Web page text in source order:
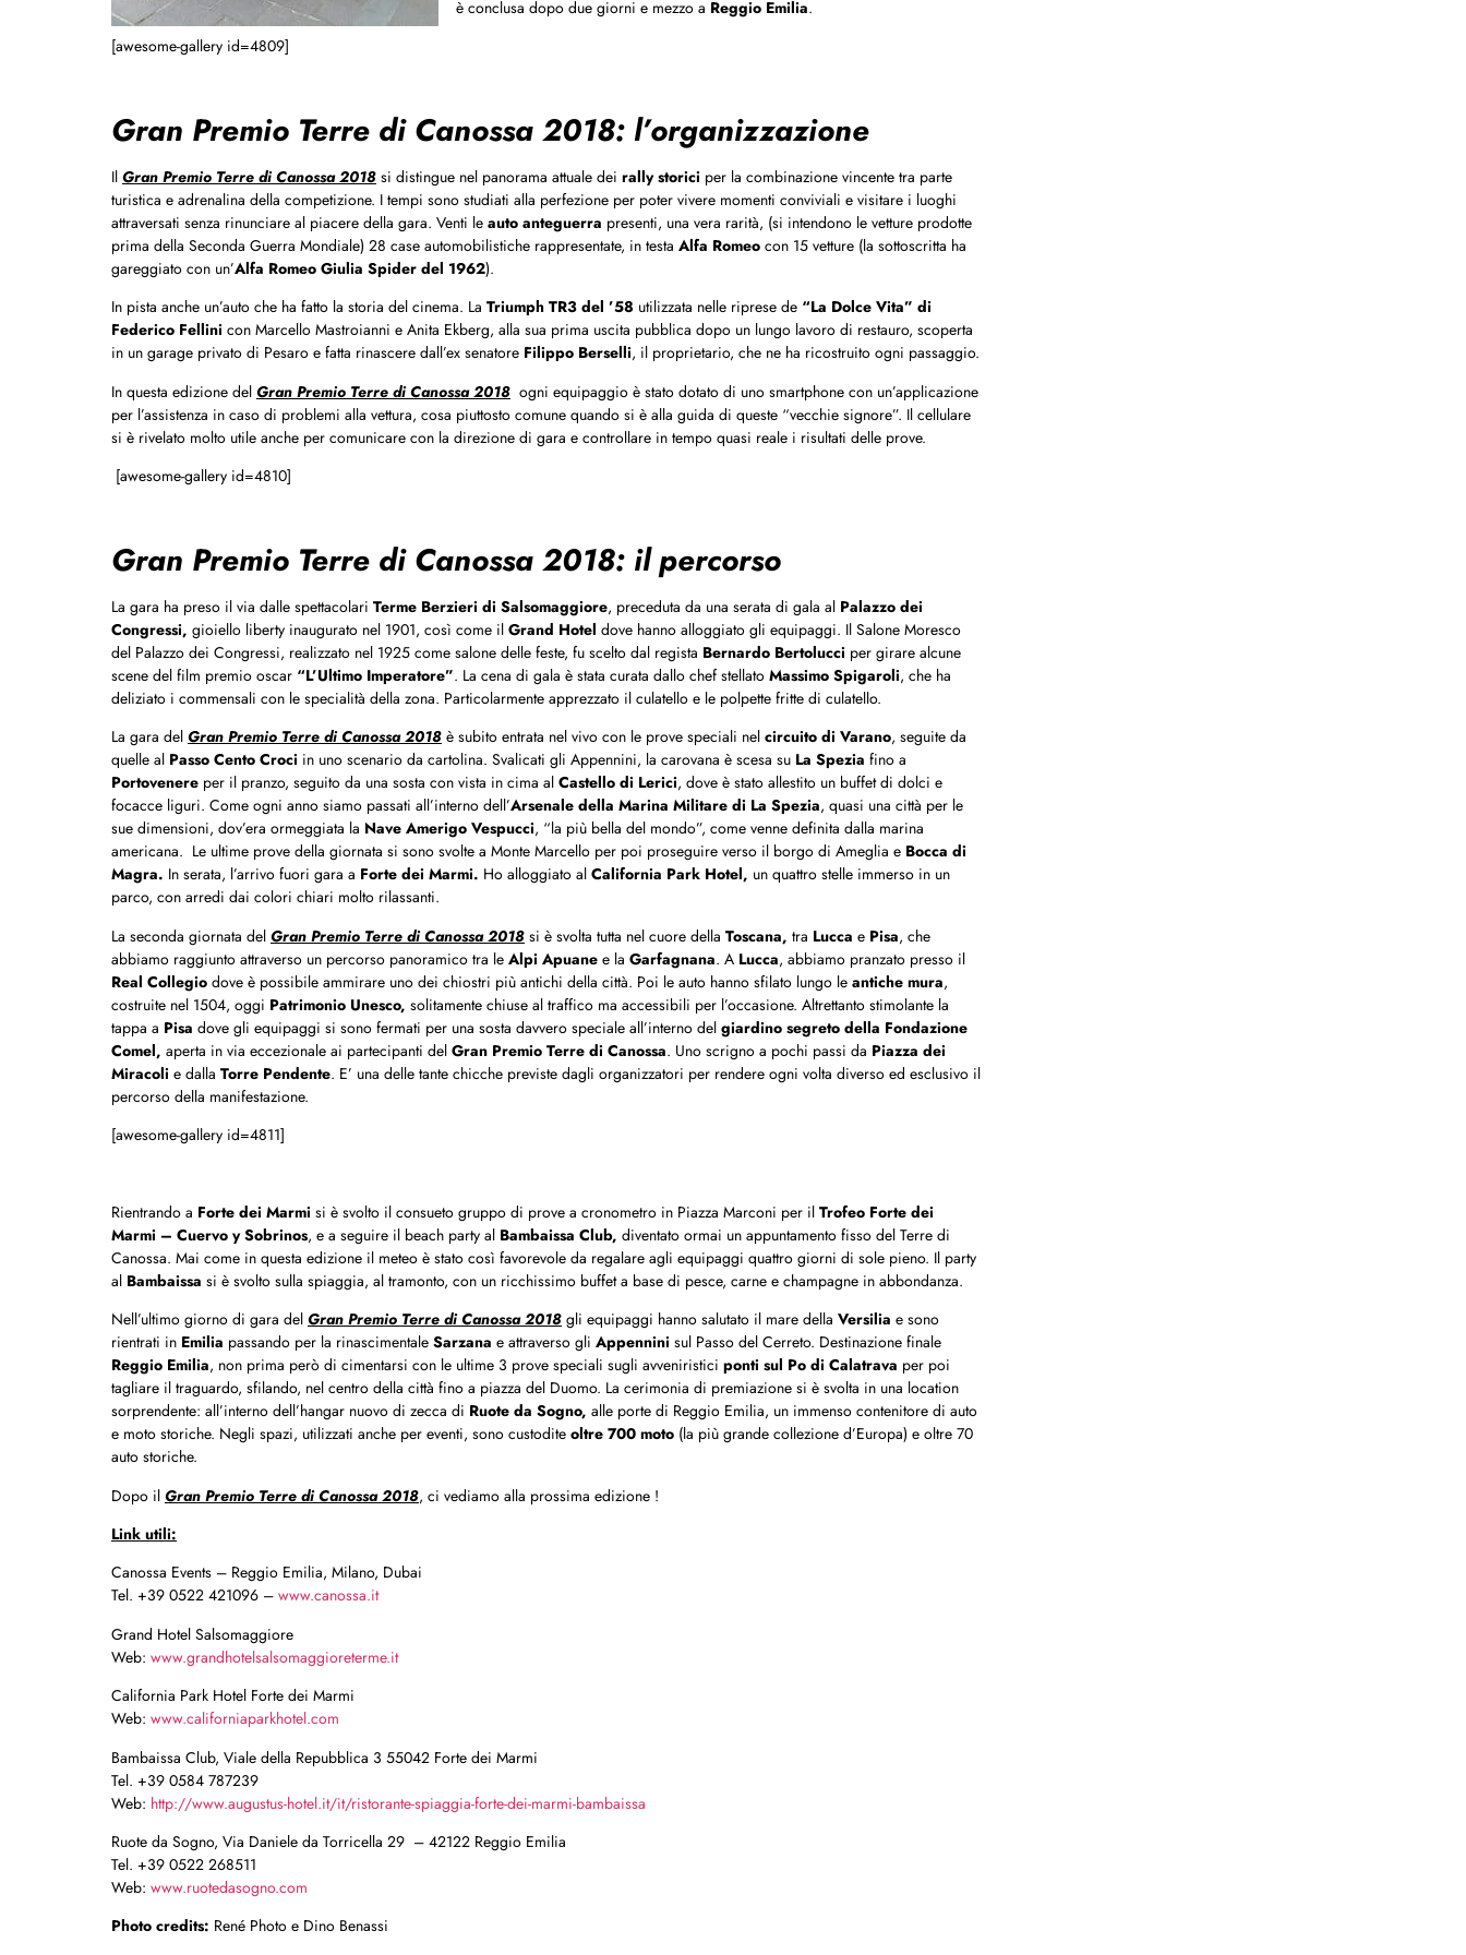
è conclusa dopo due giorni e mezzo a Reggio Emilia.
[awesome-gallery id=4809]
Gran Premio Terre di Canossa 2018: l’organizzazione
Il Gran Premio Terre di Canossa 2018 si distingue nel panorama attuale dei rally storici per la combinazione vincente tra parte
turistica e adrenalina della competizione. I tempi sono studiati alla perfezione per poter vivere momenti conviviali e visitare i luoghi
attraversati senza rinunciare al piacere della gara. Venti le auto anteguerra presenti, una vera rarità, (si intendono le vetture prodotte
prima della Seconda Guerra Mondiale) 28 case automobilistiche rappresentate, in testa Alfa Romeo con 15 vetture (la sottoscritta ha
gareggiato con un’Alfa Romeo Giulia Spider del 1962).
In pista anche un’auto che ha fatto la storia del cinema. La Triumph TR3 del ’58 utilizzata nelle riprese de “La Dolce Vita” di
Federico Fellini con Marcello Mastroianni e Anita Ekberg, alla sua prima uscita pubblica dopo un lungo lavoro di restauro, scoperta
in un garage privato di Pesaro e fatta rinascere dall’ex senatore Filippo Berselli, il proprietario, che ne ha ricostruito ogni passaggio.
In questa edizione del Gran Premio Terre di Canossa 2018 ogni equipaggio è stato dotato di uno smartphone con un’applicazione
per l’assistenza in caso di problemi alla vettura, cosa piuttosto comune quando si è alla guida di queste “vecchie signore”. Il cellulare
si è rivelato molto utile anche per comunicare con la direzione di gara e controllare in tempo quasi reale i risultati delle prove.
[awesome-gallery id=4810]
Gran Premio Terre di Canossa 2018: il percorso
La gara ha preso il via dalle spettacolari Terme Berzieri di Salsomaggiore, preceduta da una serata di gala al Palazzo dei
Congressi, gioiello liberty inaugurato nel 1901, così come il Grand Hotel dove hanno alloggiato gli equipaggi. Il Salone Moresco
del Palazzo dei Congressi, realizzato nel 1925 come salone delle feste, fu scelto dal regista Bernardo Bertolucci per girare alcune
scene del film premio oscar “L’Ultimo Imperatore”. La cena di gala è stata curata dallo chef stellato Massimo Spigaroli, che ha
deliziato i commensali con le specialità della zona. Particolarmente apprezzato il culatello e le polpette fritte di culatello.
La gara del Gran Premio Terre di Canossa 2018 è subito entrata nel vivo con le prove speciali nel circuito di Varano, seguite da
quelle al Passo Cento Croci in uno scenario da cartolina. Svalicati gli Appennini, la carovana è scesa su La Spezia fino a
Portovenere per il pranzo, seguito da una sosta con vista in cima al Castello di Lerici, dove è stato allestito un buffet di dolci e
focacce liguri. Come ogni anno siamo passati all’interno dell’Arsenale della Marina Militare di La Spezia, quasi una città per le
sue dimensioni, dov’era ormeggiata la Nave Amerigo Vespucci, “la più bella del mondo”, come venne definita dalla marina
americana. Le ultime prove della giornata si sono svolte a Monte Marcello per poi proseguire verso il borgo di Ameglia e Bocca di
Magra. In serata, l’arrivo fuori gara a Forte dei Marmi. Ho alloggiato al California Park Hotel, un quattro stelle immerso in un
parco, con arredi dai colori chiari molto rilassanti.
La seconda giornata del Gran Premio Terre di Canossa 2018 si è svolta tutta nel cuore della Toscana, tra Lucca e Pisa, che
abbiamo raggiunto attraverso un percorso panoramico tra le Alpi Apuane e la Garfagnana. A Lucca, abbiamo pranzato presso il
Real Collegio dove è possibile ammirare uno dei chiostri più antichi della città. Poi le auto hanno sfilato lungo le antiche mura,
costruite nel 1504, oggi Patrimonio Unesco, solitamente chiuse al traffico ma accessibili per l’occasione. Altrettanto stimolante la
tappa a Pisa dove gli equipaggi si sono fermati per una sosta davvero speciale all’interno del giardino segreto della Fondazione
Comel, aperta in via eccezionale ai partecipanti del Gran Premio Terre di Canossa. Uno scrigno a pochi passi da Piazza dei
Miracoli e dalla Torre Pendente. E’ una delle tante chicche previste dagli organizzatori per rendere ogni volta diverso ed esclusivo il
percorso della manifestazione.
[awesome-gallery id=4811]
Rientrando a Forte dei Marmi si è svolto il consueto gruppo di prove a cronometro in Piazza Marconi per il Trofeo Forte dei
Marmi – Cuervo y Sobrinos, e a seguire il beach party al Bambaissa Club, diventato ormai un appuntamento fisso del Terre di
Canossa. Mai come in questa edizione il meteo è stato così favorevole da regalare agli equipaggi quattro giorni di sole pieno. Il party
al Bambaissa si è svolto sulla spiaggia, al tramonto, con un ricchissimo buffet a base di pesce, carne e champagne in abbondanza.
Nell’ultimo giorno di gara del Gran Premio Terre di Canossa 2018 gli equipaggi hanno salutato il mare della Versilia e sono
rientrati in Emilia passando per la rinascimentale Sarzana e attraverso gli Appennini sul Passo del Cerreto. Destinazione finale
Reggio Emilia, non prima però di cimentarsi con le ultime 3 prove speciali sugli avveniristici ponti sul Po di Calatrava per poi
tagliare il traguardo, sfilando, nel centro della città fino a piazza del Duomo. La cerimonia di premiazione si è svolta in una location
sorprendente: all’interno dell’hangar nuovo di zecca di Ruote da Sogno, alle porte di Reggio Emilia, un immenso contenitore di auto
e moto storiche. Negli spazi, utilizzati anche per eventi, sono custodite oltre 700 moto (la più grande collezione d’Europa) e oltre 70
auto storiche.
Dopo il Gran Premio Terre di Canossa 2018, ci vediamo alla prossima edizione !
Link utili:
Canossa Events – Reggio Emilia, Milano, Dubai
Tel. +39 0522 421096 – www.canossa.it
Grand Hotel Salsomaggiore
Web: www.grandhotelsalsomaggioreterme.it
California Park Hotel Forte dei Marmi
Web: www.californiaparkhotel.com
Bambaissa Club, Viale della Repubblica 3 55042 Forte dei Marmi
Tel. +39 0584 787239
Web: http://www.augustus-hotel.it/it/ristorante-spiaggia-forte-dei-marmi-bambaissa
Ruote da Sogno, Via Daniele da Torricella 29 – 42122 Reggio Emilia
Tel. +39 0522 268511
Web: www.ruotedasogno.com
Photo credits: René Photo e Dino Benassi